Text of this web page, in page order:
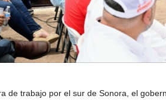
de trabajo por el sur de Sonora, el